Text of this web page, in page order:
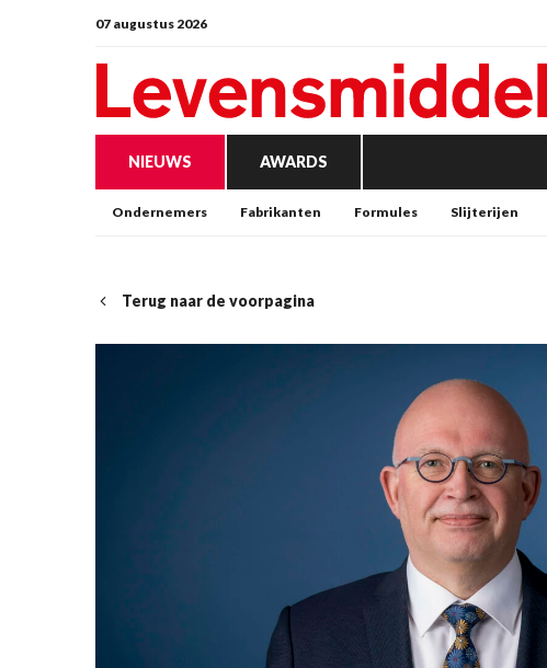
07 augustus 2026
NIEUWS AWARDS
Ondernemers Fabrikanten Formules Slijterijen
Terug naar de voorpagina